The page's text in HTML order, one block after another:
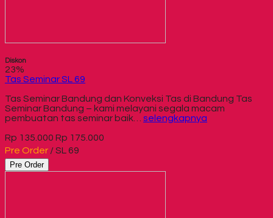
Diskon
23%
Tas Seminar SL 69
Tas Seminar Bandung dan Konveksi Tas di Bandung Tas
Seminar Bandung – kami melayani segala macam
pembuatan tas seminar baik… selengkapnya
Rp 135.000 Rp 175.000
Pre Order / SL 69
Pre Order